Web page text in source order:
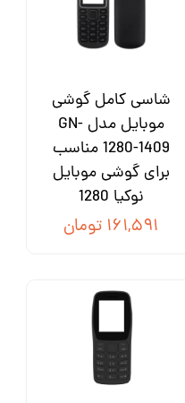
شاسی کامل گوشی
موبایل مدل GN-
1280-1409 مناسب
برای گوشی موبایل
نوکیا 1280
۱۶۱,۵۹۱ تومان